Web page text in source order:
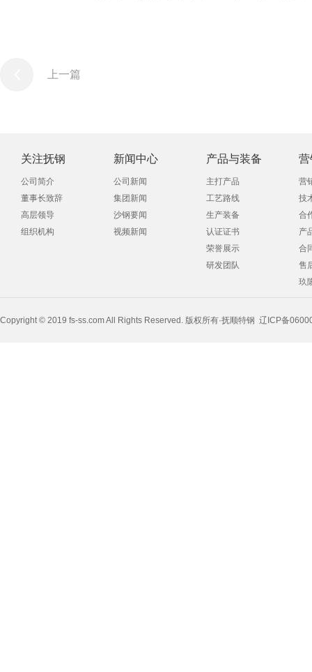
上一篇
关注抚钢
公司简介
董事长致辞
高层领导
组织机构
新闻中心
公司新闻
集团新闻
沙钢要闻
视频新闻
产品与装备
主打产品
工艺路线
生产装备
认证证书
荣誉展示
研发团队
营
营
技
合
产
合
售
玖
Copyright © 2019 fs-ss.com All Rights Reserved. 版权所有·抚顺特钢 辽ICP备